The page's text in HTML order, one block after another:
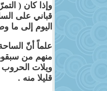
وإذا كان (
قباني على
اليوم إلى ما
علماً أنّ
منهم من
ويلات الحروب
قليلا منه .